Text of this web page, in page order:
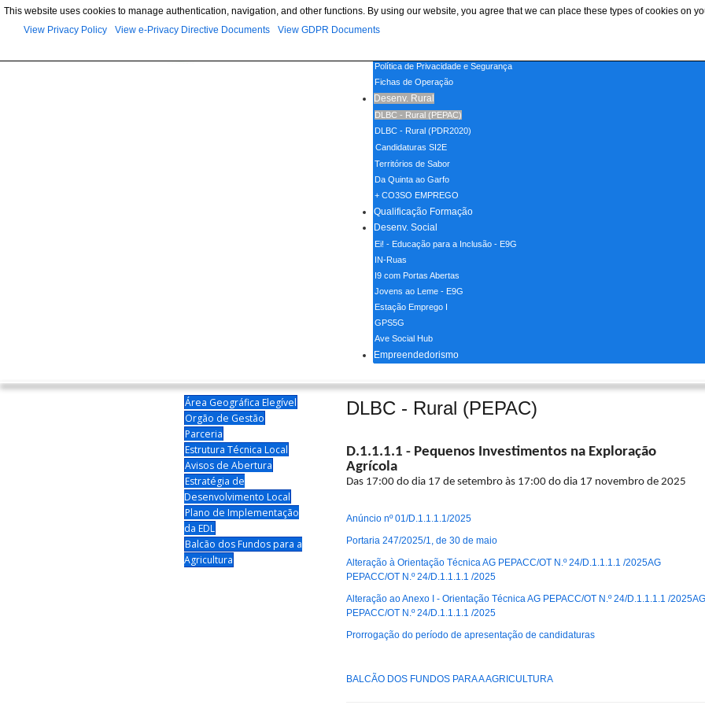
Home
Política de Privacidade e Segurança
Fichas de Operação
Desenv. Rural
DLBC - Rural (PEPAC)
DLBC - Rural (PDR2020)
Candidaturas SI2E
Territórios de Sabor
Da Quinta ao Garfo
+ CO3SO EMPREGO
Qualificação Formação
Desenv. Social
Ei! - Educação para a Inclusão - E9G
IN-Ruas
I9 com Portas Abertas
Jovens ao Leme - E9G
Estação Emprego I
GPS5G
Ave Social Hub
Empreendedorismo
Área Geográfica Elegível
Orgão de Gestão
Parceria
Estrutura Técnica Local
Avisos de Abertura
Estratégia de
Desenvolvimento Local
Plano de Implementação
da EDL
Balcão dos Fundos para a
Agricultura
DLBC - Rural (PEPAC)
D.1.1.1.1 - Pequenos Investimentos na Exploração
Agrícola
Das 17:00 do dia 17 de setembro às 17:00 do dia 17 novembro de 2025
Anúncio nº 01/D.1.1.1.1/2025
Portaria 247/2025/1, de 30 de maio
Alteração à Orientação Técnica AG PEPACC/OT N.º 24/D.1.1.1.1 /2025AG
PEPACC/OT N.º 24/D.1.1.1.1 /2025
Alteração ao Anexo I - Orientação Técnica AG PEPACC/OT N.º 24/D.1.1.1.1 /2025AG
PEPACC/OT N.º 24/D.1.1.1.1 /2025
Prorrogação do período de apresentação de candidaturas
BALCÃO DOS FUNDOS PARA A AGRICULTURA
This website uses cookies to manage authentication, navigation, and other functions. By using our website, you agree that we can place these types of cookies on
View Privacy Policy
View e-Privacy Directive Documents View GDPR Documents